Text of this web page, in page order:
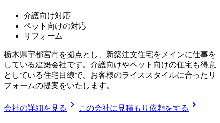
介護向け対応
ペット向けの対応
リフォーム
栃木県宇都宮市を拠点とし、新築注文住宅をメインに仕事を
している建築会社です。介護向けやペット向けの住宅も得意
としている住宅目線で、お客様のライススタイルに合ったリ
フォームの提案をいたします。
会社の詳細を見る chevron_right この会社に見積もり依頼をする chevron_right